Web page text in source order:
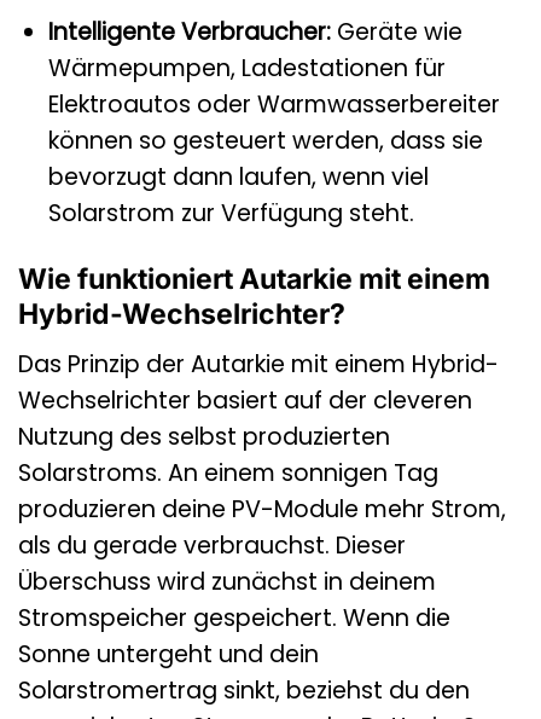
Intelligente Verbraucher:Geräte wie
Wärmepumpen, Ladestationen für
Elektroautos oder Warmwasserbereiter
können so gesteuert werden, dass sie
bevorzugt dann laufen, wenn viel
Solarstrom zur Verfügung steht.
Wie funktioniert Autarkie mit einem
Hybrid-Wechselrichter?
Das Prinzip der Autarkie mit einem Hybrid-
Wechselrichter basiert auf der cleveren
Nutzung des selbst produzierten
Solarstroms. An einem sonnigen Tag
produzieren deine PV-Module mehr Strom,
als du gerade verbrauchst. Dieser
Überschuss wird zunächst in deinem
Stromspeicher gespeichert. Wenn die
Sonne untergeht und dein
Solarstromertrag sinkt, beziehst du den